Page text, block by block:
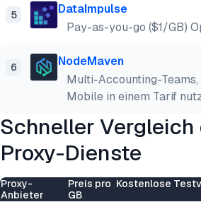
5
DataImpulse
Pay-as-you-go ($1/GB)
6
NodeMaven
Multi-Accounting-
Mobile in einem Tarif
Schneller Vergleich
Proxy-Dienste
Proxy-
Anbieter
Preis pro
GB
Kostenlose